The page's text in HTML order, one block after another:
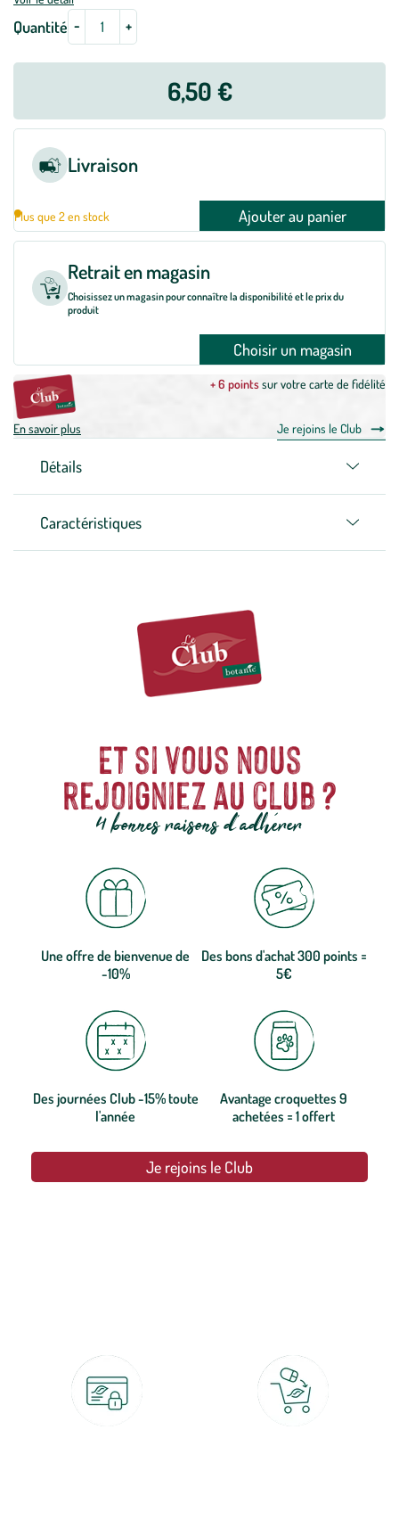
Quantité - +
6,50 €
Livraison
Plus que 2 en stock Ajouter au panier
Retrait en magasin
Choisissez un magasin pour connaître la disponibilité et le prix du
produit
Choisir un magasin
+ 6 pointssur votre carte de fidélité
En savoir plus Je rejoins le Club
Détails
Caractéristiques
Et si vous nous
rejoigniez au club ?
4 bonnes raisons d'adhérer
Une offre de bienvenue de
-10%
Des bons d'achat 300 points =
5€
Des journées Club -15% toute
l'année
Avantage croquettes 9
achetées = 1 offert
Je rejoins le Club